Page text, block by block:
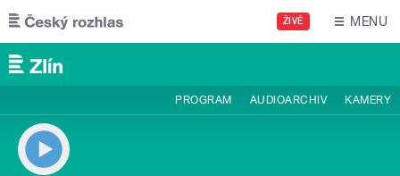
Přejít k hlavnímu obsahu
ŽIVĚ MENU
PROGRAM AUDIOARCHIV KAMERY